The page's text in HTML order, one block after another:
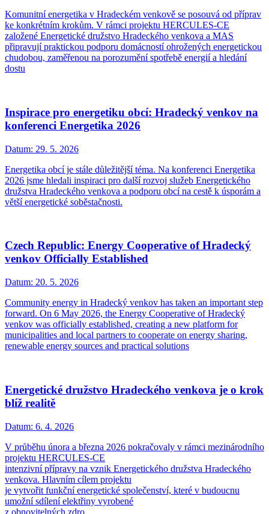
Komunitní energetika v Hradeckém venkově se posouvá od příprav
ke konkrétním krokům. V rámci projektu HERCULES-CE
založené Energetické družstvo Hradeckého venkova a MAS
připravují praktickou podporu domácností ohrožených energetickou
chudobou, zaměřenou na porozumění spotřebě energií a hledání
dostu
Inspirace pro energetiku obcí: Hradecký venkov na
konferenci Energetika 2026
Datum: 29. 5. 2026
Energetika obcí je stále důležitější téma. Na konferenci Energetika
2026 jsme hledali inspiraci pro další rozvoj služeb Energetického
družstva Hradeckého venkova a podporu obcí na cestě k úsporám a
větší energetické soběstačnosti.
Czech Republic: Energy Cooperative of Hradecký
venkov Officially Established
Datum: 20. 5. 2026
Community energy in Hradecký venkov has taken an important step
forward. On 6 May 2026, the Energy Cooperative of Hradecký
venkov was officially established, creating a new platform for
municipalities and local partners to cooperate on energy sharing,
renewable energy sources and practical solutions
Energetické družstvo Hradeckého venkova je o krok
blíž realitě
Datum: 6. 4. 2026
V průběhu února a března 2026 pokračovaly v rámci mezinárodního
projektu HERCULES-CE
intenzivní přípravy na vznik Energetického družstva Hradeckého
venkova. Hlavním cílem projektu
je vytvořit funkční energetické společenství, které v budoucnu
umožní sdílení elektřiny vyrobené
z obnovitelných zdro